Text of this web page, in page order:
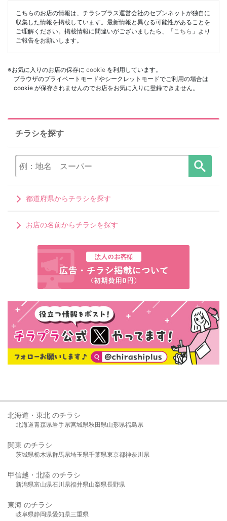
こちらのお店の情報は、チラシプラス運営会社のセブンネットが独自に
収集した情報を掲載しています。最新情報と異なる可能性があることを
ご理解ください。掲載情報に間違いがございましたら、「 こちら 」より
ご報告をお願いします。
※お気に入りのお店の保存に cookie を利用しています。
ブラウザのプライベートモードやシークレットモードでご利用の場合は
cookie が保存されませんのでお店をお気に入りに登録できません。
チラシを探す
都道府県からチラシを探す
お店の名前からチラシを探す
北海道・東北 のチラシ
北海道青森県岩手県宮城県秋田県山形県福島県
関東 のチラシ
茨城県栃木県群馬県埼玉県千葉県東京都神奈川県
甲信越・北陸 のチラシ
新潟県富山県石川県福井県山梨県長野県
東海 のチラシ
岐阜県静岡県愛知県三重県